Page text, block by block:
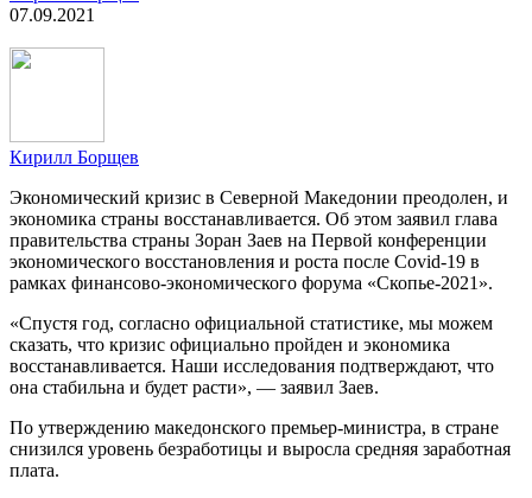
07.09.2021
Кирилл Борщев
Экономический кризис в Северной Македонии преодолен, и
экономика страны восстанавливается. Об этом заявил глава
правительства страны Зоран Заев на Первой конференции
экономического восстановления и роста после Covid-19 в
рамках финансово-экономического форума «Скопье-2021».
«Спустя год, согласно официальной статистике, мы можем
сказать, что кризис официально пройден и экономика
восстанавливается. Наши исследования подтверждают, что
она стабильна и будет расти», — заявил Заев.
По утверждению македонского премьер-министра, в стране
снизился уровень безработицы и выросла средняя заработная
плата.